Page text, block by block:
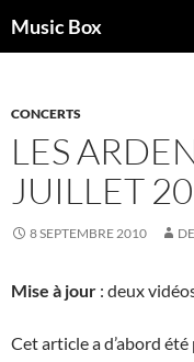
auMusic Box
CONCERTS
LES
JUILLET
8 SEPTEMBRE 2010
Mise à jour : deux
Cet article a d’abord